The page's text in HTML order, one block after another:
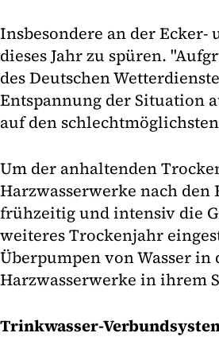
Insbesondere an der
dieses Jahr zu spüren.
des Deutschen
Entspannung der Situation
auf den
Um der anhaltenden
Harzwasserwerke nach den
frühzeitig und intensiv die
weiteres Trockenjahr
Überpumpen von Wasser
Harzwasserwerke in ihrem
Trinkwasser-